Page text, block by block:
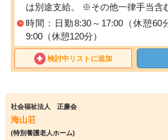
は別途支給。 ※その他一律手当含
時間：日勤8:30～17:00（休憩
9:00（休憩120分）
検討中リストに追加
社会福祉法人 正廉会
海山荘
(特別養護老人ホーム)